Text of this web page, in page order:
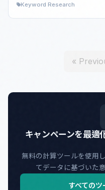
Keyword Research
«
キャンペーンを最適
無料の計算ツールを使用
てデータに基づいた
すべての